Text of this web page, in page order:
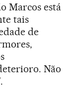
Marcos está
tais
de
Não